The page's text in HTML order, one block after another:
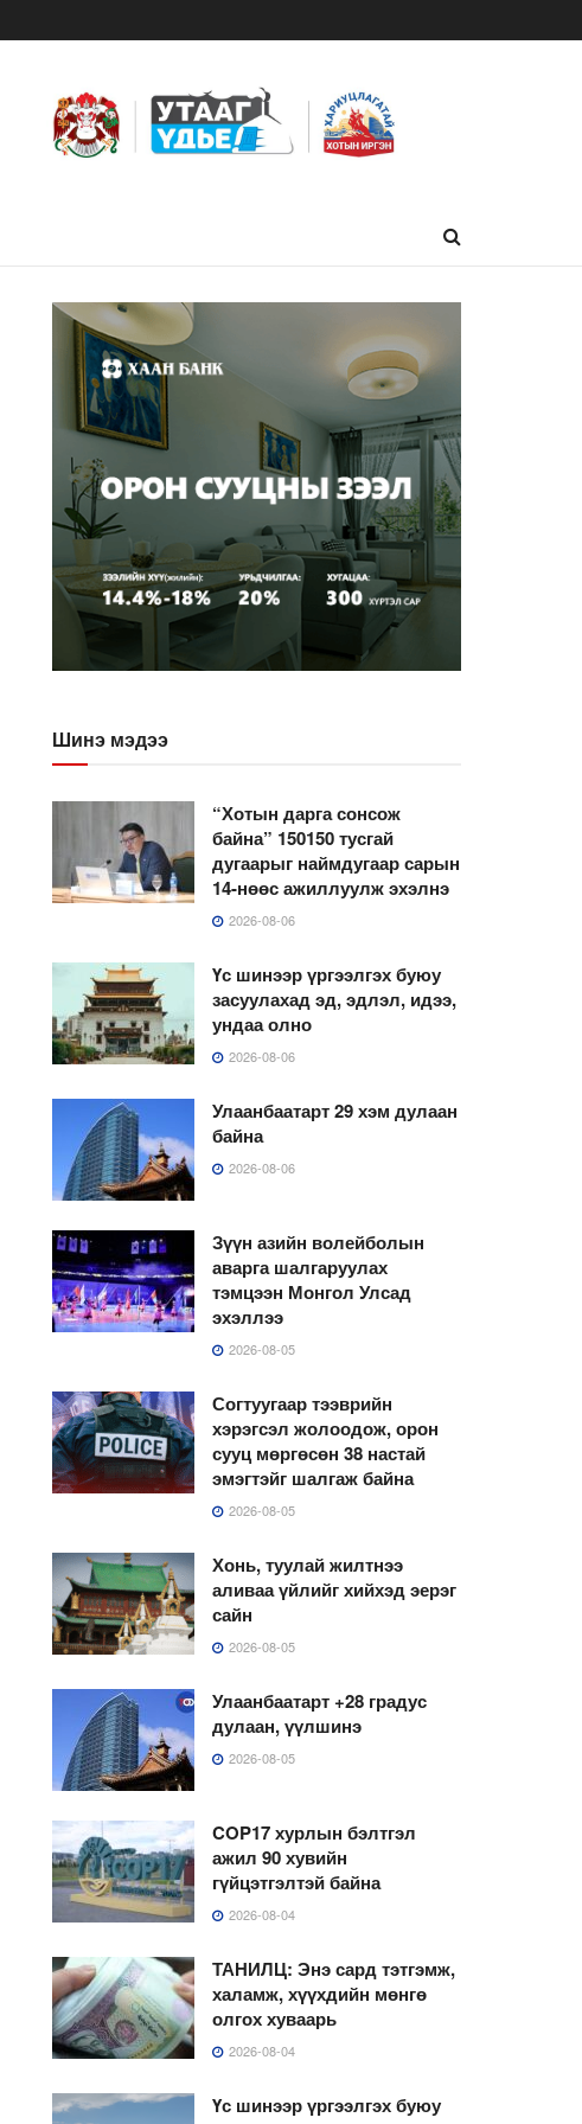
Шинэ мэдээ
“Хотын дарга сонсож
байна” 150150 тусгай
дугаарыг наймдугаар сарын
14-нөөс ажиллуулж эхэлнэ
2026-08-06
Үс шинээр үргээлгэх буюу
засуулахад эд, эдлэл, идээ,
ундаа олно
2026-08-06
Улаанбаатарт 29 хэм дулаан
байна
2026-08-06
Зүүн азийн волейболын
аварга шалгаруулах
тэмцээн Монгол Улсад
эхэллээ
2026-08-05
Согтуугаар тээврийн
хэрэгсэл жолоодож, орон
сууц мөргөсөн 38 настай
эмэгтэйг шалгаж байна
2026-08-05
Хонь, туулай жилтнээ
аливаа үйлийг хийхэд эерэг
сайн
2026-08-05
Улаанбаатарт +28 градус
дулаан, үүлшинэ
2026-08-05
COP17 хурлын бэлтгэл
ажил 90 хувийн
гүйцэтгэлтэй байна
2026-08-04
ТАНИЛЦ: Энэ сард тэтгэмж,
халамж, хүүхдийн мөнгө
олгох хуваарь
2026-08-04
Үс шинээр үргээлгэх буюу